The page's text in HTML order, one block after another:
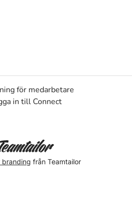
för medarbetare
in till Connect
branding från Teamtailor